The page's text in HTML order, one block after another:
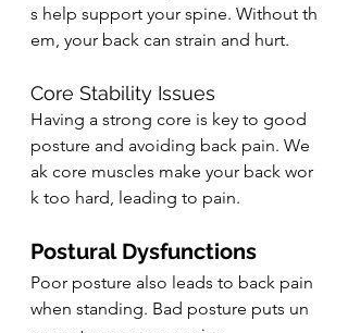
s help support your spine. Without th
em, your back can strain and hurt.
Core Stability Issues
Having a strong core is key to good
posture and avoiding back pain. We
ak core muscles make your back wor
k too hard, leading to pain.
Postural Dysfunctions
Poor posture also leads to back pain
when standing. Bad posture puts un